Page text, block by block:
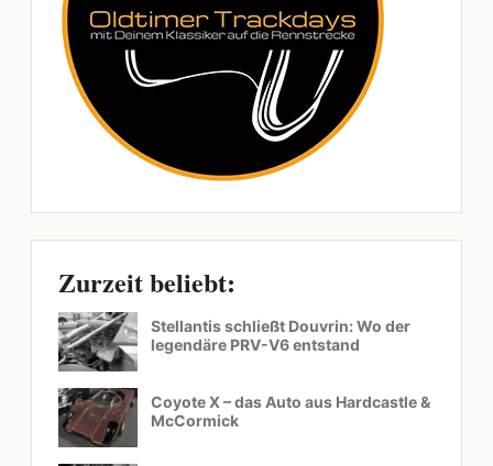
Zurzeit beliebt:
Stellantis schließt Douvrin: Wo der
legendäre PRV-V6 entstand
Coyote X – das Auto aus Hardcastle &
McCormick